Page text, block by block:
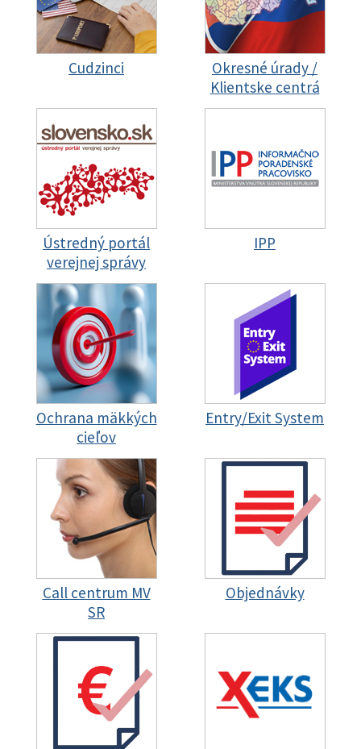
Cudzinci
Okresné úrady /
Klientske centrá
Ústredný portál
verejnej správy
IPP
Ochrana mäkkých
cieľov
Entry/Exit System
Call centrum MV
SR
Objednávky